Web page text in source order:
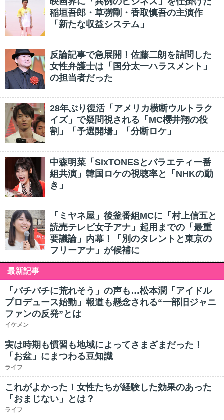
稲垣吾郎・草彅剛・香取慎吾の主演作
「新たな収益システム」
反論記事で急展開！佐藤二朗を詰問した
女性弁護士は「国分太一ハラスメント」
の担当者だった
28年ぶり復活「アメリカ横断ウルトラク
イズ」で疑問視される「MC櫻井翔の役
割」「予選開場」「分断ロケ」
中森明菜「SixTONESとバラエティー番
組共演」韓国ロケの視聴率と「NHKの動
き」
「ミヤネ屋」後釜番組MCに「村上信五と
読売テレビ女子アナ」起用までの「最重
要議論」内幕！「別のタレントと東京の
フリーアナ」が候補に
最新記事
「バチバチに荒れそう」の声も…松本潤「アイドル
プロデュース始動」報道も懸念される“一部旧ジャニ
ファンの反発”とは
イケメン
実は時期も慣習も地域によってさまざまだった！
「お盆」にまつわる豆知識
ライフ
これがよかった！女性たちが経験した効果のあった
「おまじない」とは？
ライフ